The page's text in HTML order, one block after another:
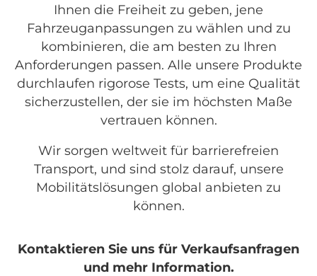
Ihnen die Freiheit zu geben, jene
Fahrzeuganpassungen zu wählen und zu
kombinieren, die am besten zu Ihren
Anforderungen passen. Alle unsere Produkte
durchlaufen rigorose Tests, um eine Qualität
sicherzustellen, der sie im höchsten Maße
vertrauen können.
Wir sorgen weltweit für barrierefreien
Transport, und sind stolz darauf, unsere
Mobilitätslösungen global anbieten zu
können.
Kontaktieren Sie uns für Verkaufsanfragen
und mehr Information.